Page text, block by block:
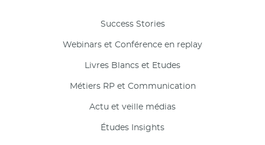
Success Stories
Webinars et Conférence en replay
Livres Blancs et Etudes
Métiers RP et Communication
Actu et veille médias
Études Insights